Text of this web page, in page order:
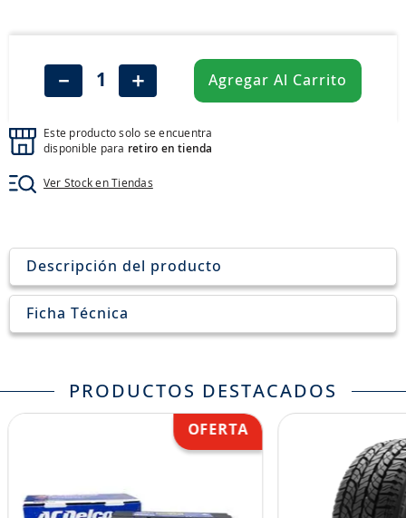
＋
－ Agregar Al Carrito
Este producto solo se encuentra
disponible para retiro en tienda
Ver Stock en Tiendas
Descripción del producto
Ficha Técnica
PRODUCTOS DESTACADOS
neumáticos 235